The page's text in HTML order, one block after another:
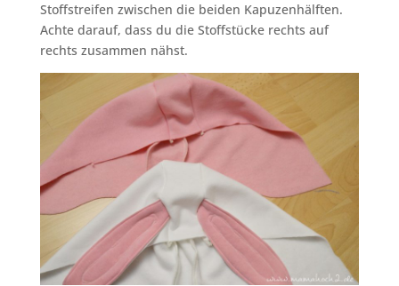
Stoffstreifen zwischen die beiden Kapuzenhälften.
Achte darauf, dass du die Stoffstücke rechts auf
rechts zusammen nähst.